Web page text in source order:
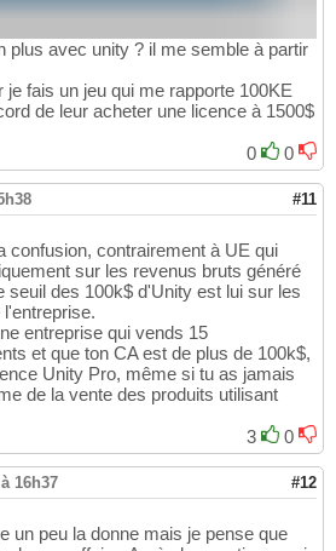
plus avec unity ? il me semble à partir
je fais un jeu qui me rapporte 100KE
de leur acheter une licence à 1500$
0
0
#11
confusion, contrairement à UE qui
sur les revenus bruts généré
seuil des 100k$ d'Unity est lui sur les
entreprise qui vends 15
et que ton CA est de plus de 100k$,
Unity Pro, même si tu as jamais
de la vente des produits utilisant
3
0
16h37 #12
un peu la donne mais je pense que